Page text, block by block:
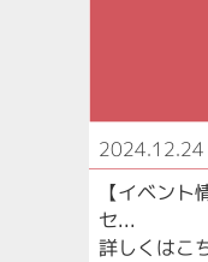
2024.12.24
【イベン
セ...
詳しくはこ